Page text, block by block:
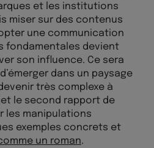
et les institutions
miser sur des contenus
une communication
fondamentales devient
son influence. Ce sera
dans un paysage
très complexe à
le second rapport de
les manipulations
exemples concrets et
un roman.